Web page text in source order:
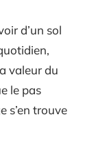
d’un sol
valeur du
le pas
s’en trouve